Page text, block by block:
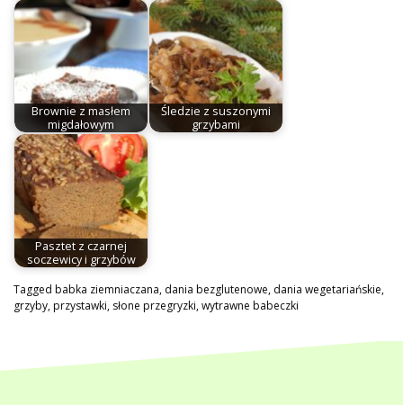
Brownie z masłem
migdałowym
Śledzie z suszonymi
grzybami
Pasztet z czarnej
soczewicy i grzybów
Tagged babka ziemniaczana, dania bezglutenowe, dania wegetariańskie,
grzyby,przystawki, słone przegryzki,wytrawne babeczki